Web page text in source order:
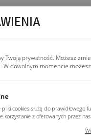
ŚWIATŁA
/ 4000K / 6500K
neutralna, dzienna.
do pielęgnacji.
Gabinet
salon
Twoją prywatność. Możesz
W dowolnym momencie
cookies służą do prawidłowego
korzystanie z oferowanych przez nas
preferencji prywatności,